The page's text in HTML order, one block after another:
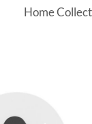
Home